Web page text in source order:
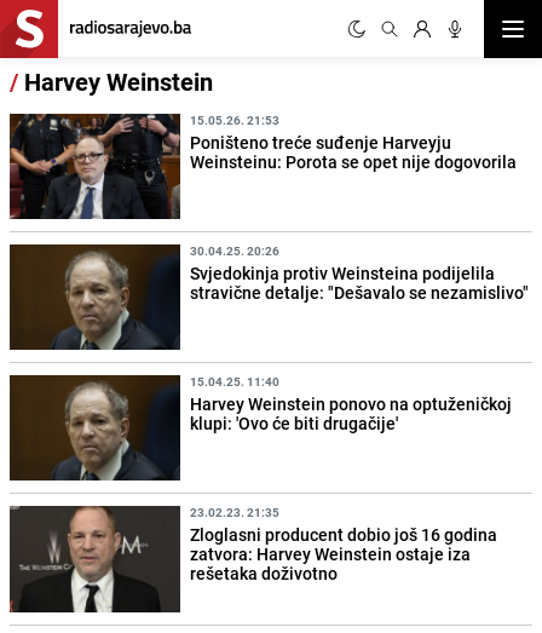
/ Harvey Weinstein
15.05.26. 21:53
Poništeno treće suđenje Harveyju
Weinsteinu: Porota se opet nije dogovorila
30.04.25. 20:26
Svjedokinja protiv Weinsteina podijelila
stravične detalje: "Dešavalo se nezamislivo"
15.04.25. 11:40
Harvey Weinstein ponovo na optuženičkoj
klupi: 'Ovo će biti drugačije'
23.02.23. 21:35
Zloglasni producent dobio još 16 godina
zatvora: Harvey Weinstein ostaje iza
rešetaka doživotno